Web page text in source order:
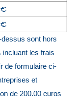
€
sont hors
incluant les frais
de formulaire ci-
et
de 200.00 euros